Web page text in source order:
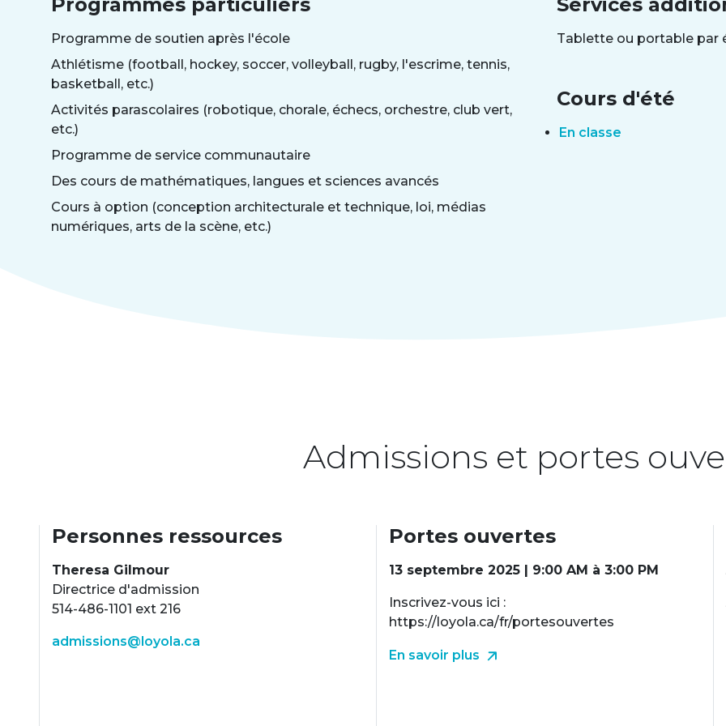
Programme de soutien après l'école
Athlétisme (football, hockey, soccer, volleyball, rugby, l'escrime, tennis,
basketball, etc.)
Activités parascolaires (robotique, chorale, échecs, orchestre, club vert,
etc.)
Programme de service communautaire
Des cours de mathématiques, langues et sciences avancés
Cours à option (conception architecturale et technique, loi, médias
numériques, arts de la scène, etc.)
Tablette ou portable par
Cours d'été
En classe
Admissions et portes
Personnes ressources
Theresa Gilmour
Directrice d'admission
514-486-1101 ext 216
admissions@loyola.ca
Portes ouvertes
13 septembre 2025 | 9:00 AM à 3:00 PM
Inscrivez-vous ici :
https://loyola.ca/fr/portesouvertes
En savoir plus